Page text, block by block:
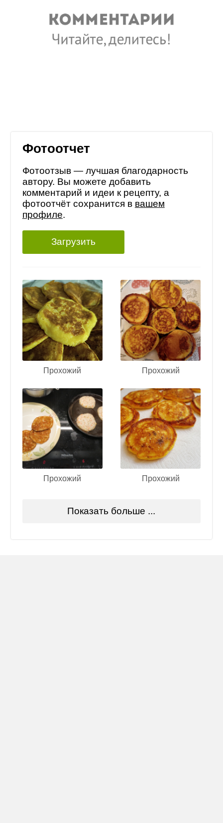
Фотоотчет
Фотоотзыв — лучшая благодарность
автору. Вы можете добавить
комментарий и идеи к рецепту, а
фотоотчёт сохранится в вашем
профиле.
Загрузить
Прохожий Прохожий
Прохожий Прохожий
Показать больше ...